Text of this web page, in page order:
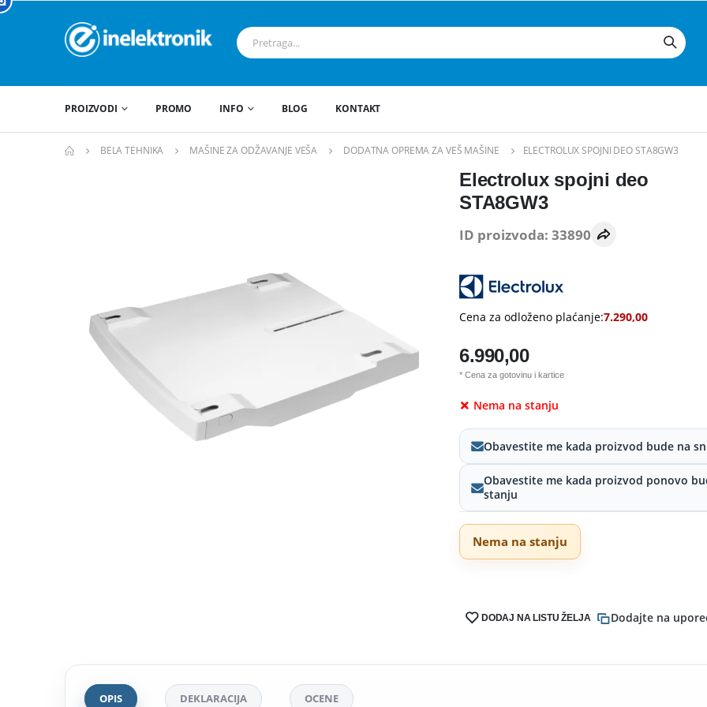
PROIZVODI PROMO INFO BLOG KONTAKT
BELA TEHNIKA MAŠINE ZA ODŽAVANJE VEŠA DODATNA OPREMA ZA VEŠ MAŠINE ELECTROLUX SPOJNI DEO STA8GW3
Electrolux spojni deo
STA8GW3
ID proizvoda: 33890
Cena za odloženo plaćanje:7.290,00
6.990,00
* Cena za gotovinu i kartice
Nema na stanju
Obavestite me kada proizvod bude na
Obavestite me kada proizvod ponovo
stanju
Nema na stanju
DODAJ NA LISTU ŽELJA Dodajte na
OPIS DEKLARACIJA OCENE